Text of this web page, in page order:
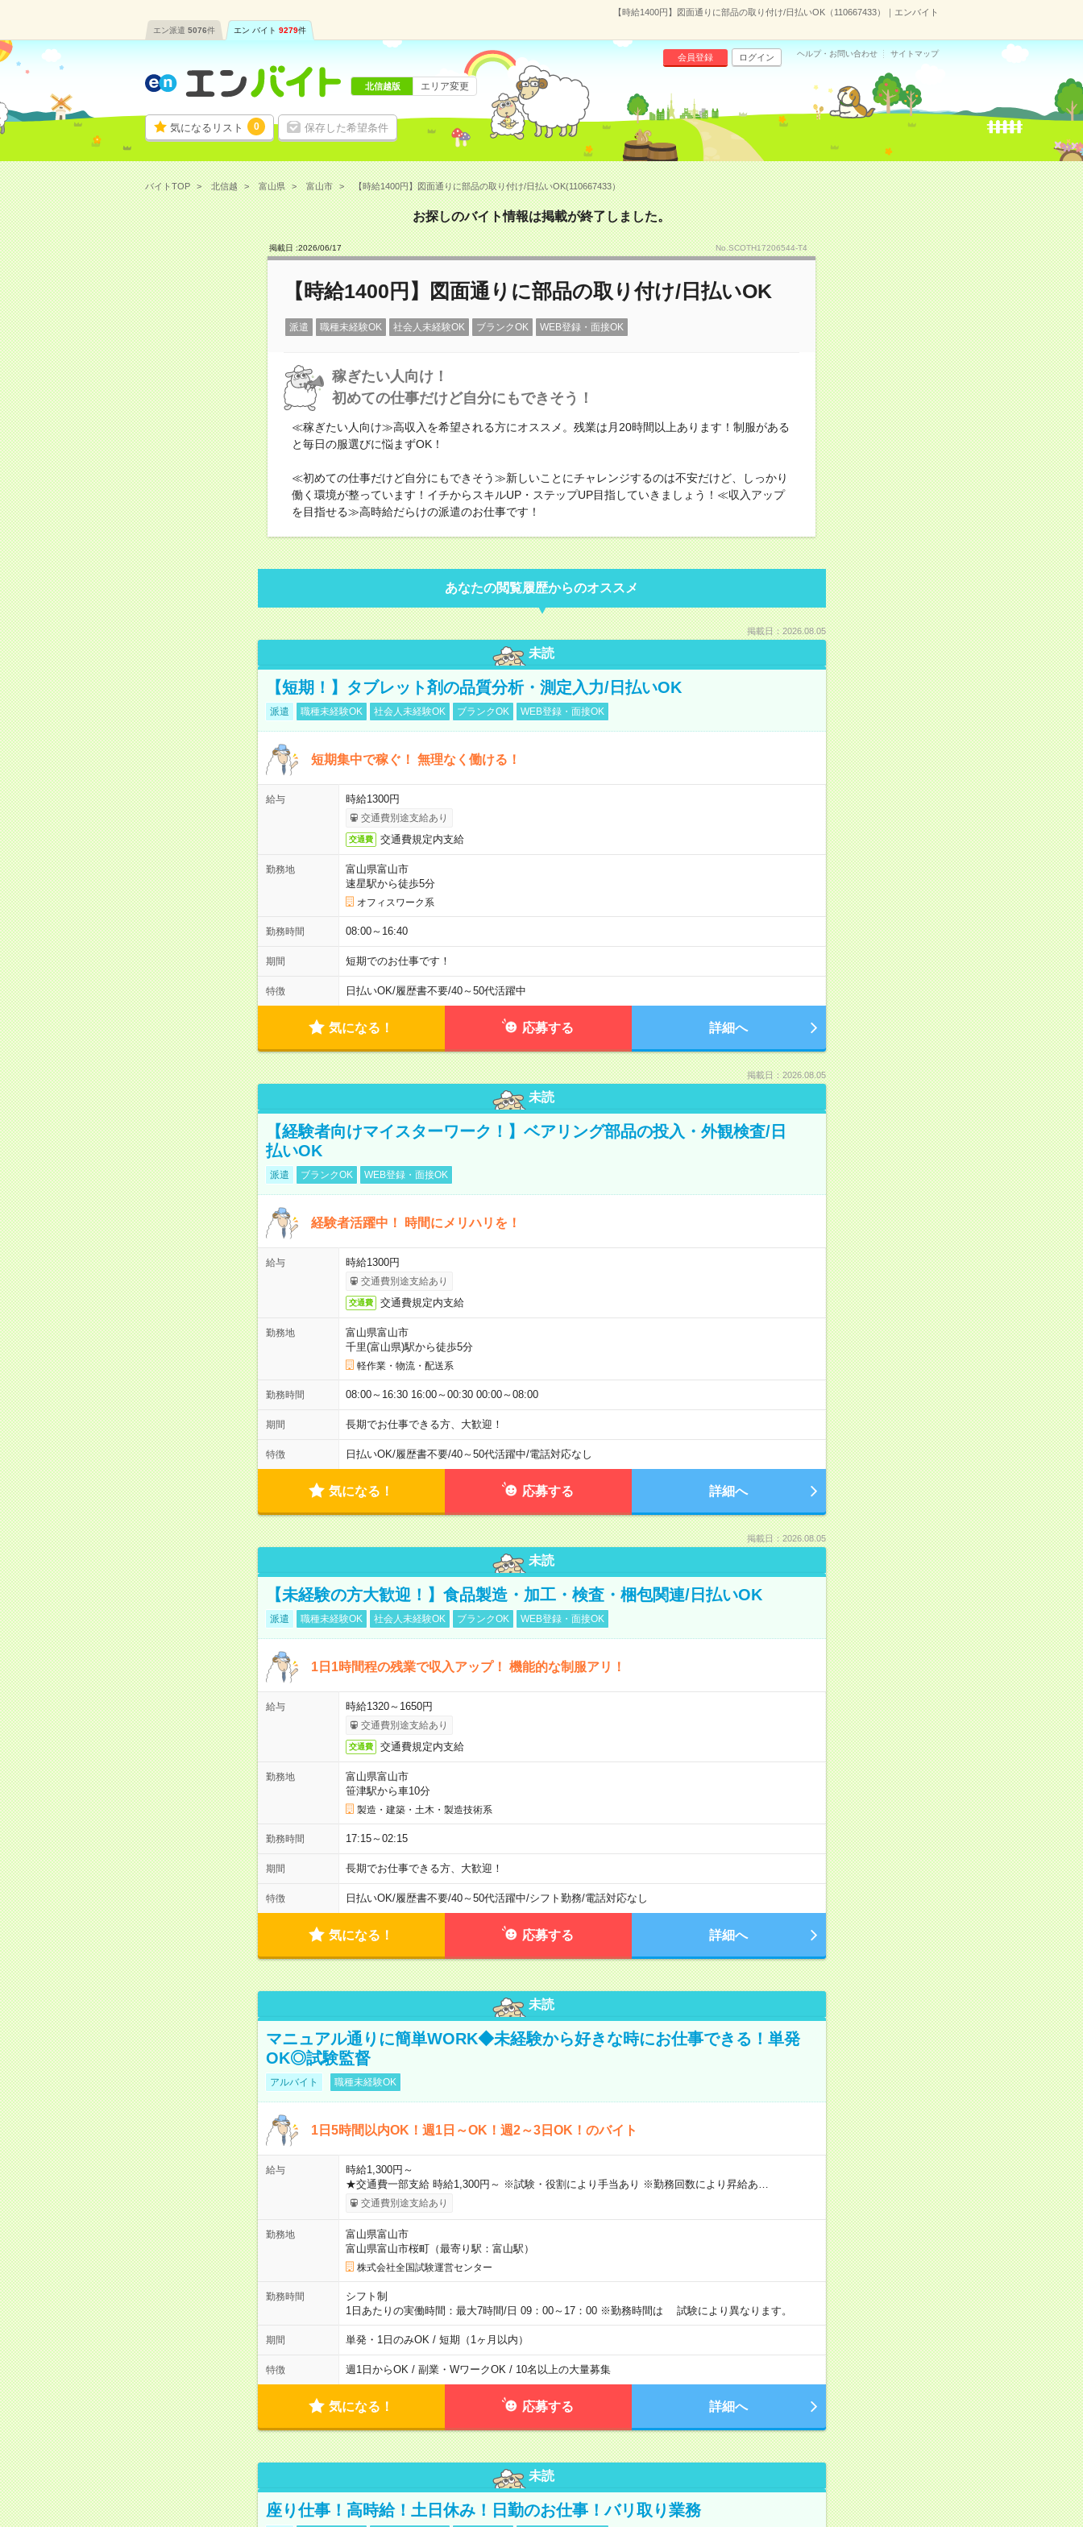
【時給1400円】図面通りに部品の取り付け/日払いOK（110667433）｜エンバイト
エン派遣 5076件 エン バイト 9279件
気になるリスト 0 保存した希望条件
会員登録 ログイン ヘルプ・お問い合わせ サイトマップ
北信越版 エリア変更
バイトTOP 北信越 富山県 富山市 【時給1400円】図面通りに部品の取り付け/日払いOK(110667433）
お探しのバイト情報は掲載が終了しました。
掲載日 :2026/06/17 No.SCOTH17206544-T4
【時給1400円】図面通りに部品の取り付け/日払いOK
派遣 職種未経験OK 社会人未経験OK ブランクOK WEB登録・面接OK
稼ぎたい人向け！
初めての仕事だけど自分にもできそう！
≪稼ぎたい人向け≫高収入を希望される方にオススメ。残業は月20時間以上あります！制服がある
と毎日の服選びに悩まずOK！
≪初めての仕事だけど自分にもできそう≫新しいことにチャレンジするのは不安だけど、しっかり
働く環境が整っています！イチからスキルUP・ステップUP目指していきましょう！≪収入アップ
を目指せる≫高時給だらけの派遣のお仕事です！
あなたの閲覧履歴からのオススメ
掲載日：2026.08.05
未読
【短期！】タブレット剤の品質分析・測定入力/日払いOK
派遣 職種未経験OK 社会人未経験OK ブランクOK WEB登録・面接OK
短期集中で稼ぐ！ 無理なく働ける！
給与 時給1300円
交通費別途支給あり
交通費 交通費規定内支給
勤務地
富山県富山市
速星駅から徒歩5分
オフィスワーク系
勤務時間 08:00～16:40
期間 短期でのお仕事です！
特徴 日払いOK/履歴書不要/40～50代活躍中
気になる！ 応募する 詳細へ
掲載日：2026.08.05
未読
【経験者向けマイスターワーク！】ベアリング部品の投入・外観検査/日
払いOK
派遣 ブランクOK WEB登録・面接OK
経験者活躍中！ 時間にメリハリを！
給与 時給1300円
交通費別途支給あり
交通費 交通費規定内支給
勤務地
富山県富山市
千里(富山県)駅から徒歩5分
軽作業・物流・配送系
勤務時間 08:00～16:30 16:00～00:30 00:00～08:00
期間 長期でお仕事できる方、大歓迎！
特徴 日払いOK/履歴書不要/40～50代活躍中/電話対応なし
気になる！ 応募する 詳細へ
掲載日：2026.08.05
未読
【未経験の方大歓迎！】食品製造・加工・検査・梱包関連/日払いOK
派遣 職種未経験OK 社会人未経験OK ブランクOK WEB登録・面接OK
1日1時間程の残業で収入アップ！ 機能的な制服アリ！
給与 時給1320～1650円
交通費別途支給あり
交通費 交通費規定内支給
勤務地
富山県富山市
笹津駅から車10分
製造・建築・土木・製造技術系
勤務時間 17:15～02:15
期間 長期でお仕事できる方、大歓迎！
特徴 日払いOK/履歴書不要/40～50代活躍中/シフト勤務/電話対応なし
気になる！ 応募する 詳細へ
未読
マニュアル通りに簡単WORK◆未経験から好きな時にお仕事できる！単発
OK◎試験監督
アルバイト 職種未経験OK
1日5時間以内OK！週1日～OK！週2～3日OK！のバイト
給与
時給1,300円～
★交通費一部支給 時給1,300円～ ※試験・役割により手当あり ※勤務回数により昇給あ…
交通費別途支給あり
勤務地
富山県富山市
富山県富山市桜町（最寄り駅：富山駅）
株式会社全国試験運営センター
勤務時間
シフト制
1日あたりの実働時間：最大7時間/日 09：00～17：00 ※勤務時間は 試験により異なります。
期間 単発・1日のみOK / 短期（1ヶ月以内）
特徴 週1日からOK / 副業・WワークOK / 10名以上の大量募集
気になる！ 応募する 詳細へ
未読
座り仕事！高時給！土日休み！日勤のお仕事！バリ取り業務